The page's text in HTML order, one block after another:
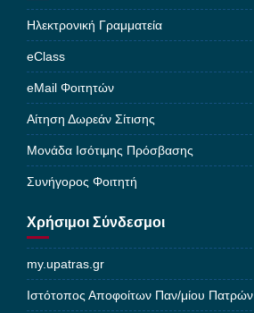
Ηλεκτρονική Γραμματεία
eClass
eMail Φοιτητών
Αίτηση Δωρεάν Σίτισης
Μονάδα Ισότιμης Πρόσβασης
Συνήγορος Φοιτητή
Χρήσιμοι Σύνδεσμοι
my.upatras.gr
Ιστότοπος Αποφοίτων Παν/μίου Πατρών